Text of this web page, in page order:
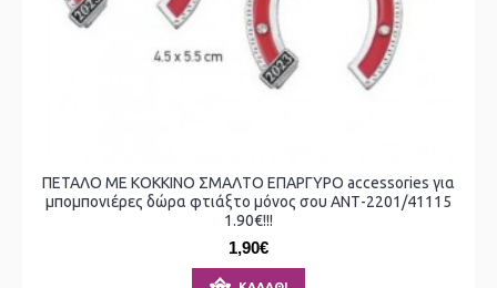
ΠΕΤΑΛΟ ΜΕ ΚΟΚΚΙΝΟ ΣΜΑΛΤΟ ΕΠΑΡΓΥΡΟ accessories για
μπομπονιέρες δώρα φτιάξτο μόνος σου ΑΝΤ-2201/41115
1.90€!!!
1,90€